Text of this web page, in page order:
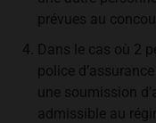
prévues au
Dans le cas où 2
police
une soumission
admissible au